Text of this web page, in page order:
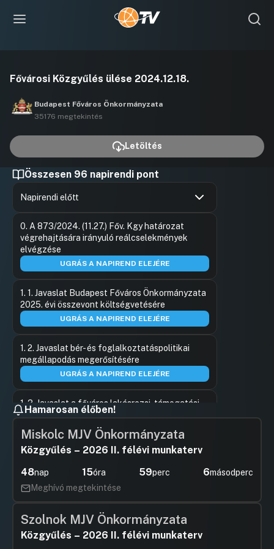
Fővárosi Közgyűlés ülése 2024.12.18.
Budapest Főváros Önkormányzata
35176 megtekintés
Letöltés
Összesen 96 napirendi pont
Napirendi előtt
0. A 873/2024. (11.27.) Főv. Kgy határozat
végrehajtására irányuló reálcselekmények
elvégzése
UGRÁS A NAPIREND ELEJÉRE
1. 1. Javaslat Budapest Főváros Önkormányzata
2025. évi összevont költségvetésére
UGRÁS A NAPIREND ELEJÉRE
1. 2. Javaslat bér- és foglalkoztatáspolitikai
megállapodás megerősítésére
UGRÁS A NAPIREND ELEJÉRE
1. 3. Javaslat a főváros lakásrezsi-támogatási
rendszer felülvizsgálatára
UGRÁS A NAPIREND ELEJÉRE
1. 4. Javaslat 2025. évi folyószámla-hitelkeret
jóváhagyására
UGRÁS A NAPIREND ELEJÉRE
1.e. Javaslat a Fővárosi Szociális Közalapítvány
működéséhez, tevékenységéhez, valamint a
Fővárosi Szolidaritási Alaphoz kapcsolódó
Hamarosan élőben!
Miskolc MJV Önkormányzata
Közgyűlés – 2026 II. félévi munkaterv
48nap 15óra 59perc 6másodperc
Meghívó megtekintése
Szolnok MJV Önkormányzata
Közgyűlés – 2026 II. félévi munkaterv